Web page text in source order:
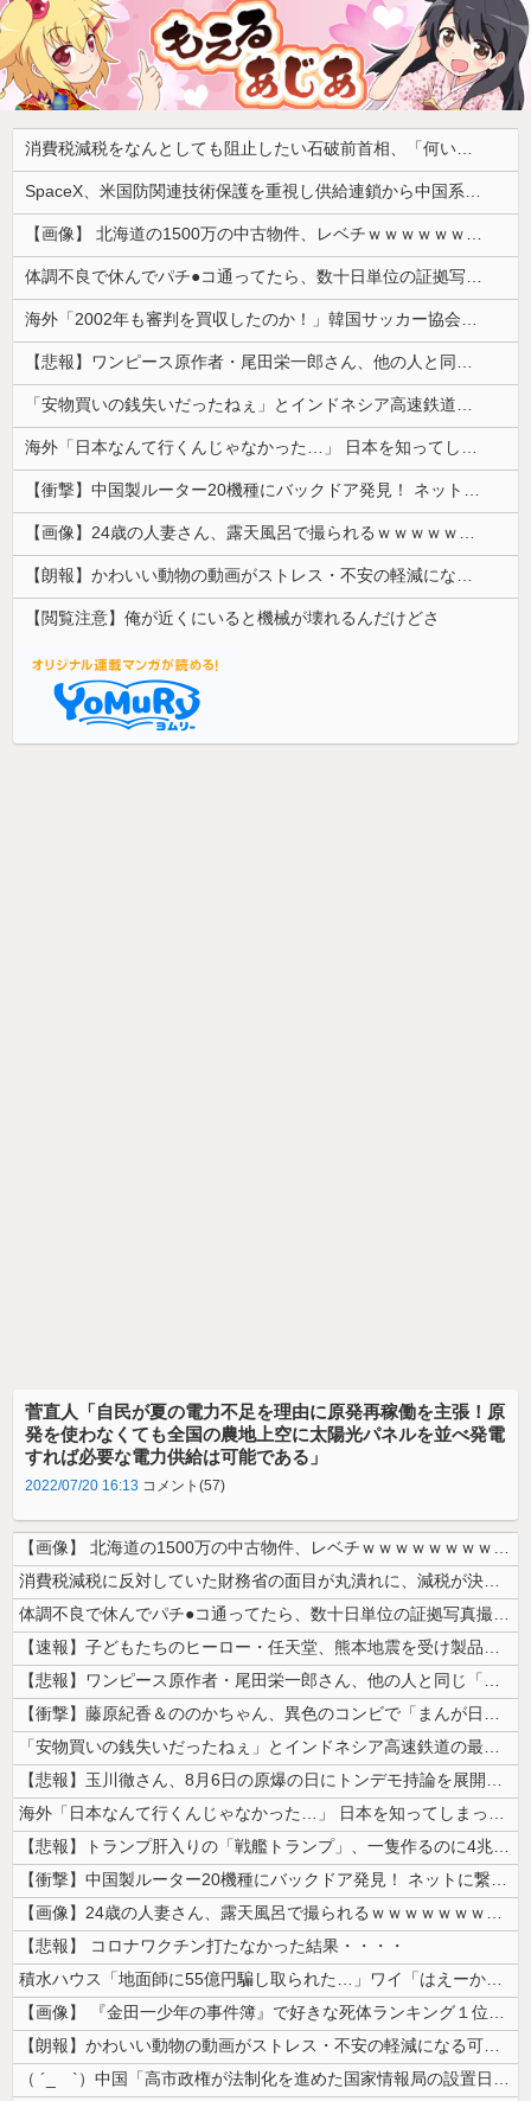
消費税減税をなんとしても阻止したい石破前首相、「何いってんのこいつ」と有権者をドン引きさせるよな屁理屈を……
SpaceX、米国防関連技術保護を重視し供給連鎖から中国系を完全排除へ 供給業者に「中国籍人員をSpaceX向けの生産に関わらせないこと」「中国製の設備・部品を使わないこと」を要求し監査実施
【画像】 北海道の1500万の中古物件、レベチｗｗｗｗｗｗｗｗｗｗｗｗｗｗｗｗｗｗｗｗ
体調不良で休んでパチ●コ通ってたら、数十日単位の証拠写真撮られて会社クビになった
海外「2002年も審判を買収したのか！」韓国サッカー協会による国際試合の審判買収が発覚し大騒ぎ！【海外の反応】
【悲報】ワンピース原作者・尾田栄一郎さん、他の人と同じ「漫画家」という肩書きに不満
「安物買いの銭失いだったねぇ」とインドネシア高速鉄道の最終処分に日本側騒然、国家予算は使わないというと何が財源なんだ？
海外「日本なんて行くんじゃなかった…」 日本を知ってしまったディズニー信者、帰国後『本家』に失望する事態に
【衝撃】中国製ルーター20機種にバックドア発見！ ネットに繋ぐだけで35秒ごとに中国のサーバーと通信
【画像】24歳の人妻さん、露天風呂で撮られるｗｗｗｗｗｗｗｗｗｗｗｗｗｗｗｗｗ
【朗報】かわいい動物の動画がストレス・不安の軽減になる可能性。英大学の研究で実証
【閲覧注意】俺が近くにいると機械が壊れるんだけどさ
菅直人「自民が夏の電力不足を理由に原発再稼働を主張！原
発を使わなくても全国の農地上空に太陽光パネルを並べ発電
すれば必要な電力供給は可能である」
2022/07/20 16:13 コメント(57)
【画像】 北海道の1500万の中古物件、レベチｗｗｗｗｗｗｗｗｗｗｗｗ...
消費税減税に反対していた財務省の面目が丸潰れに、減税が決まった途端に市...
体調不良で休んでパチ●コ通ってたら、数十日単位の証拠写真撮られて会社ク...
【速報】子どもたちのヒーロー・任天堂、熊本地震を受け製品修理は無償対応...
【悲報】ワンピース原作者・尾田栄一郎さん、他の人と同じ「漫画家」という...
【衝撃】藤原紀香＆ののかちゃん、異色のコンビで「まんが日本昔ばなし」を...
「安物買いの銭失いだったねぇ」とインドネシア高速鉄道の最終処分に日本側...
【悲報】玉川徹さん、8月6日の原爆の日にトンデモ持論を展開し物議… →...
海外「日本なんて行くんじゃなかった…」 日本を知ってしまったディズニー...
【悲報】トランプ肝入りの「戦艦トランプ」、一隻作るのに4兆円かかる模様...
【衝撃】中国製ルーター20機種にバックドア発見！ ネットに繋ぐだけで3...
【画像】24歳の人妻さん、露天風呂で撮られるｗｗｗｗｗｗｗｗｗｗｗｗ...
【悲報】 コロナワクチン打たなかった結果・・・・
積水ハウス「地面師に55億円騙し取られた…」ワイ「はえーかわいそう…会...
【画像】 『金田一少年の事件簿』で好きな死体ランキング１位がこちら！
【朗報】かわいい動物の動画がストレス・不安の軽減になる可能性。英大学の...
（ ´_ゝ`）中国「高市政権が法制化を進めた国家情報局の設置日が7月3...